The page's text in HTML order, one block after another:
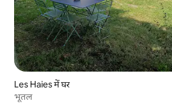
Les Haies में घर
भूतल